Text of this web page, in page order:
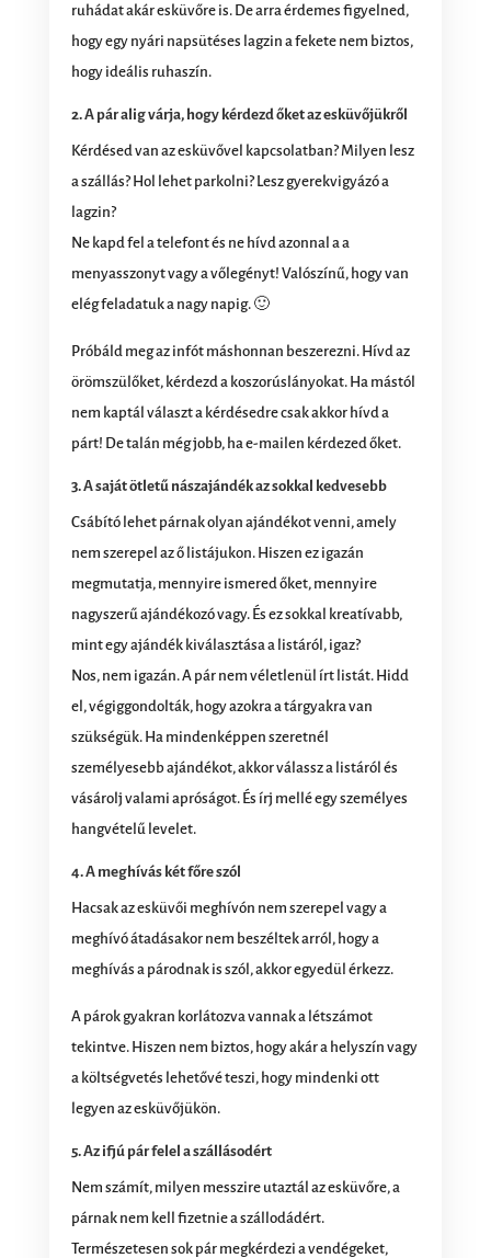
ruhádat akár esküvőre is. De arra érdemes figyelned,
hogy egy nyári napsütéses lagzin a fekete nem biztos,
hogy ideális ruhaszín.
2. A pár alig várja, hogy kérdezd őket az esküvőjükről
Kérdésed van az esküvővel kapcsolatban? Milyen lesz
a szállás? Hol lehet parkolni? Lesz gyerekvigyázó a
lagzin?
Ne kapd fel a telefont és ne hívd azonnal a a
menyasszonyt vagy a vőlegényt! Valószínű, hogy van
elég feladatuk a nagy napig. 🙂
Próbáld meg az infót máshonnan beszerezni. Hívd az
örömszülőket, kérdezd a koszorúslányokat. Ha mástól
nem kaptál választ a kérdésedre csak akkor hívd a
párt! De talán még jobb, ha e-mailen kérdezed őket.
3. A saját ötletű nászajándék az sokkal kedvesebb
Csábító lehet párnak olyan ajándékot venni, amely
nem szerepel az ő listájukon. Hiszen ez igazán
megmutatja, mennyire ismered őket, mennyire
nagyszerű ajándékozó vagy. És ez sokkal kreatívabb,
mint egy ajándék kiválasztása a listáról, igaz?
Nos, nem igazán. A pár nem véletlenül írt listát. Hidd
el, végiggondolták, hogy azokra a tárgyakra van
szükségük. Ha mindenképpen szeretnél
személyesebb ajándékot, akkor válassz a listáról és
vásárolj valami apróságot. És írj mellé egy személyes
hangvételű levelet.
4. A meghívás két főre szól
Hacsak az esküvői meghívón nem szerepel vagy a
meghívó átadásakor nem beszéltek arról, hogy a
meghívás a párodnak is szól, akkor egyedül érkezz.
A párok gyakran korlátozva vannak a létszámot
tekintve. Hiszen nem biztos, hogy akár a helyszín vagy
a költségvetés lehetővé teszi, hogy mindenki ott
legyen az esküvőjükön.
5. Az ifjú pár felel a szállásodért
Nem számít, milyen messzire utaztál az esküvőre, a
párnak nem kell fizetnie a szállodádért.
Természetesen sok pár megkérdezi a vendégeket,